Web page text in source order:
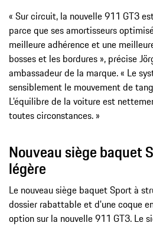
« Sur circuit, la nouvelle 911 GT3
parce que ses amortisseurs
meilleure adhérence et une
bosses et les bordures », précise
ambassadeur de la marque. « Le
sensiblement le mouvement de
L'équilibre de la voiture est
toutes circonstances. »
Nouveau siège baquet
légère
Le nouveau siège baquet Sport à
dossier rabattable et d'une coque
option sur la nouvelle 911 GT3. Le